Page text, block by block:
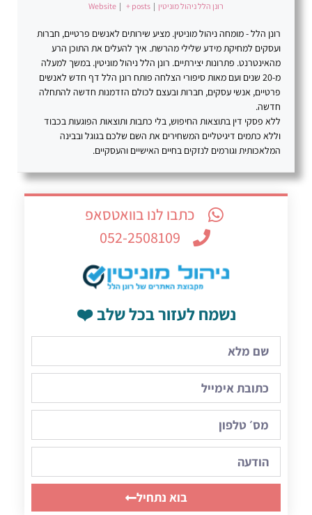
רונן הלל ניהול מוניטין |
Website | + posts
רונן הלל - מומחה ניהול מוניטין. מציע שירותים לאנשים פרטיים, חברות
ועסקים למחיקת מידע שלילי מהרשת. איך להעלים את התוכן הרע
מהאינטרנט. פתרונות יצירתיים. רונן הלל ניהול מוניטין. במשך למעלה
מ-20 שנים ועם מאות סיפורי הצלחה פותח רונן הלל דף חדש לאנשים
פרטיים, אנשי עסקים, חברות ובעצם לכולם הזדמנות חדשה להתחלה
חדשה.
ללא פסקי דין בתוצאות החיפוש, בלי כתבות ותוצאות הפוגעות בכבוד
וללא כתמים דיגיטליים המשחירים את השם שלכם בגוגל ובבינה
המלאכותית וגורמים לנזקים בחיים האישיים והעסקיים.
כתבו לנו בוואטסאפ
052-2508109
נשמח לעזור בכל שלב ❤️
בוא נתחיל